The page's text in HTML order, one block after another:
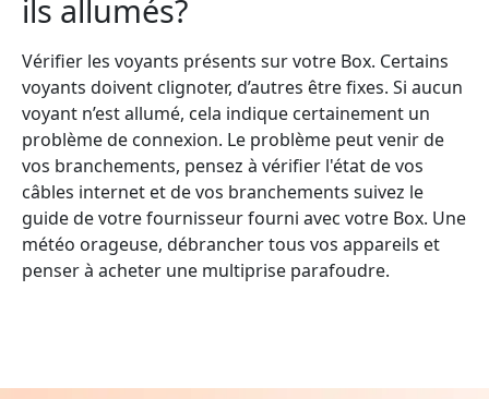
ils allumés?
Vérifier les voyants présents sur votre Box. Certains
voyants doivent clignoter, d’autres être fixes. Si aucun
voyant n’est allumé, cela indique certainement un
problème de connexion. Le problème peut venir de
vos branchements, pensez à vérifier l'état de vos
câbles internet et de vos branchements suivez le
guide de votre fournisseur fourni avec votre Box. Une
météo orageuse, débrancher tous vos appareils et
penser à acheter une multiprise parafoudre.